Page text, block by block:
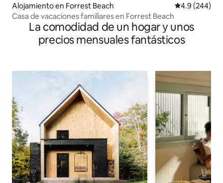
Alojamiento en Forrest Beach Calificación
4.9 (244)
Casa de vacaciones familiares en Forrest Beach
La comodidad de un hogar y unos
precios mensuales fantásticos